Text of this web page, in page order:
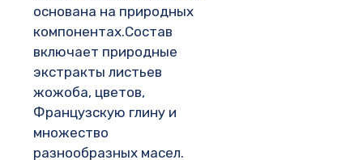
основана на природных
компонентах.Состав
включает природные
экстракты листьев
жожоба, цветов,
Французскую глину и
множество
разнообразных масел.